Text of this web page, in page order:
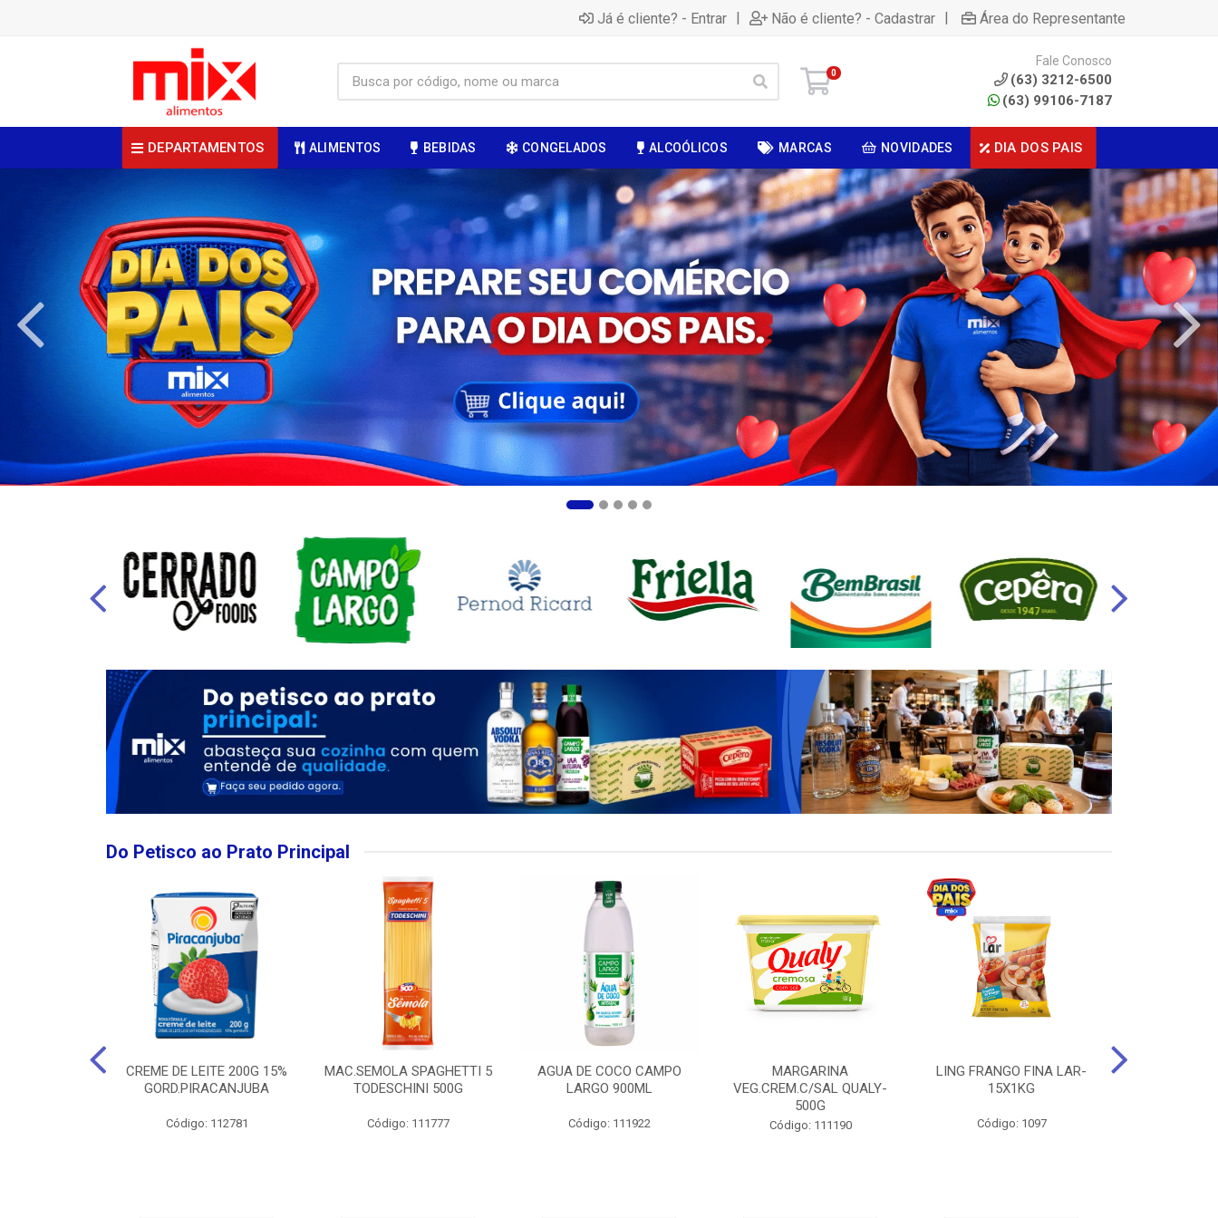
Já é cliente? - Entrar | Não é cliente? - Cadastrar | Área do Representante
0
Fale Conosco
(63) 3212-6500
(63) 99106-7187
DEPARTAMENTOS ALIMENTOS BEBIDAS CONGELADOS ALCOÓLICOS MARCAS NOVIDADES DIA DOS PAIS
Do Petisco ao Prato Principal
CREME DE LEITE 200G 15%
GORD.PIRACANJUBA
Código: 112781
MAC.SEMOLA SPAGHETTI 5
TODESCHINI 500G
Código: 111777
AGUA DE COCO CAMPO
LARGO 900ML
Código: 111922
MARGARINA
VEG.CREM.C/SAL QUALY-
500G
Código: 111190
LING FRANGO FINA LAR-
15X1KG
Código: 1097